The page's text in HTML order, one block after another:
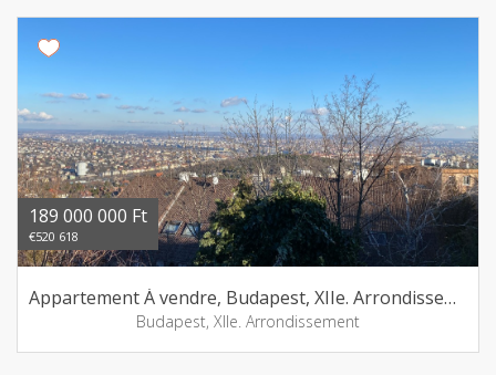
189 000 000 Ft
€520 618
Appartement Á vendre, Budapest, XIIe. Arrondissement
Budapest, XIIe. Arrondissement